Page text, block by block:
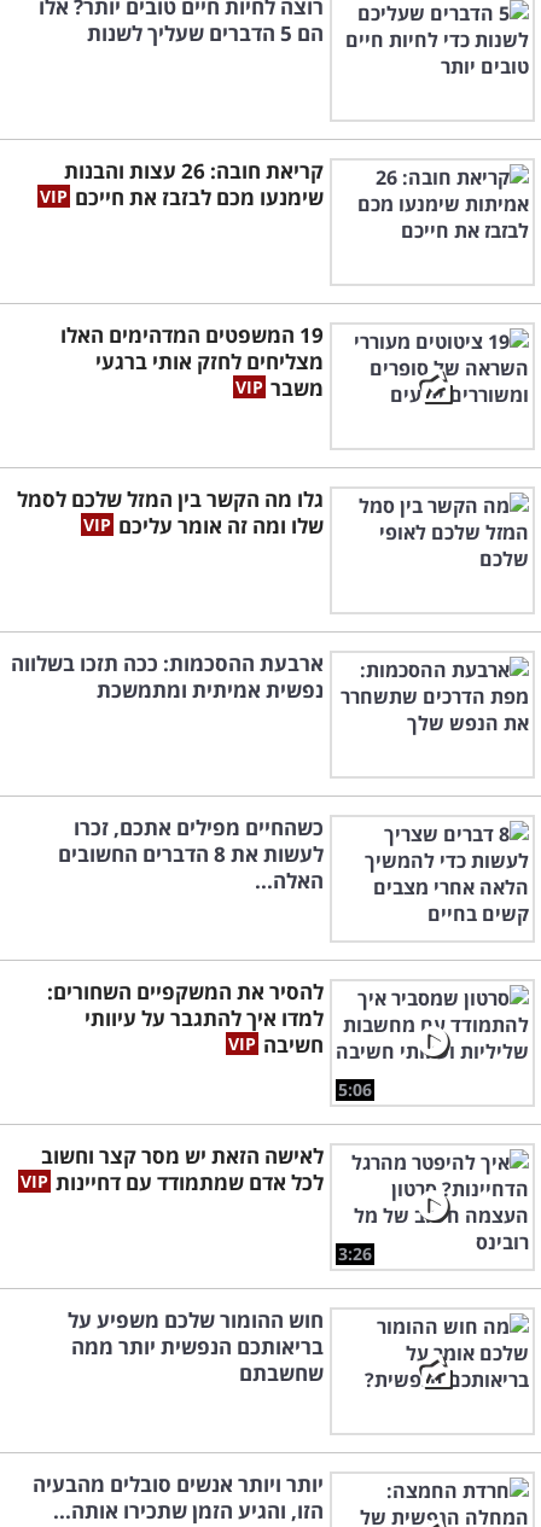
רוצה לחיות חיים טובים יותר? אלו
הם 5 הדברים שעליך לשנות
קריאת חובה: 26 עצות והבנות
שימנעו מכם לבזבז את חייכם
19 המשפטים המדהימים האלו
מצליחים לחזק אותי ברגעי
משבר
גלו מה הקשר בין המזל שלכם לסמל
שלו ומה זה אומר עליכם
ארבעת ההסכמות: ככה תזכו בשלווה
נפשית אמיתית ומתמשכת
כשהחיים מפילים אתכם, זכרו
לעשות את 8 הדברים החשובים
האלה...
5:06
להסיר את המשקפיים השחורים:
למדו איך להתגבר על עיוותי
חשיבה
3:26
לאישה הזאת יש מסר קצר וחשוב
לכל אדם שמתמודד עם דחיינות
חוש ההומור שלכם משפיע על
בריאותכם הנפשית יותר ממה
שחשבתם
יותר ויותר אנשים סובלים מהבעיה
הזו, והגיע הזמן שתכירו אותה...